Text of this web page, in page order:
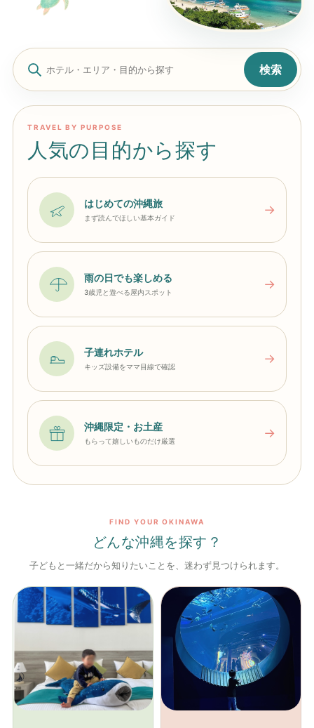
検索
TRAVEL BY PURPOSE
人気の目的から探す
はじめての沖縄旅
まず読んでほしい基本ガイド
→
雨の日でも楽しめる
3歳児と遊べる屋内スポット
→
子連れホテル
キッズ設備をママ目線で確認
→
沖縄限定・お土産
もらって嬉しいものだけ厳選
→
FIND YOUR OKINAWA
どんな沖縄を探す？
子どもと一緒だから知りたいことを、迷わず見つけられます。